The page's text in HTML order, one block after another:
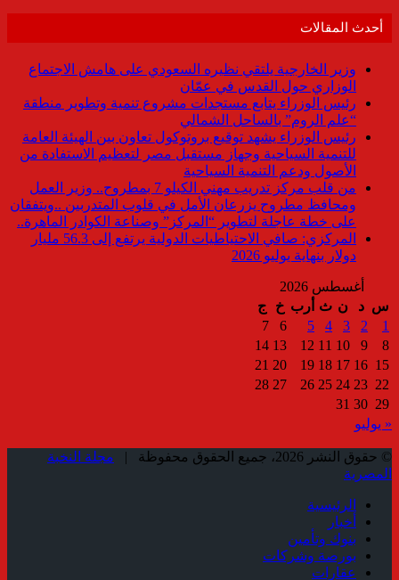
أحدث المقالات
وزير الخارجية يلتقي نظيره السعودي على هامش الاجتماع
الوزاري حول القدس في عمّان
رئيس الوزراء يتابع مستجدات مشروع تنمية وتطوير منطقة
“علم الروم” بالساحل الشمالي
رئيس الوزراء يشهد توقيع بروتوكول تعاون بين الهيئة العامة
للتنمية السياحية وجهاز مستقبل مصر لتعظيم الاستفادة من
الأصول ودعم التنمية السياحية
من قلب مركز تدريب مهني الكيلو 7 بمطروح.. وزير العمل
ومحافظ مطروح يزرعان الأمل في قلوب المتدربين ..ويتفقان
على خطة عاجلة لتطوير “المركز” وصناعة الكوادر الماهرة..
المركزي: صافي الاحتياطيات الدولية يرتفع إلى 56.3 مليار
دولار بنهاية يوليو 2026
أغسطس 2026
س د ن ث أرب خ
ج
1
2
3
4
5
6
7
8
9
10
11
12
13
14
15
16
17
18
19
20
21
22
23
24
25
26
27
28
29
30
31
« يوليو
© حقوق النشر 2026، جميع الحقوق محفوظة |
مجلة النخبة
المصرية
الرئيسية
أخبار
بنوك وتأمين
بورصة وشركات
عقارات